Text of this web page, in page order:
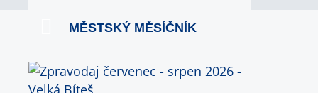
MĚSTSKÝ MĚSÍČNÍK